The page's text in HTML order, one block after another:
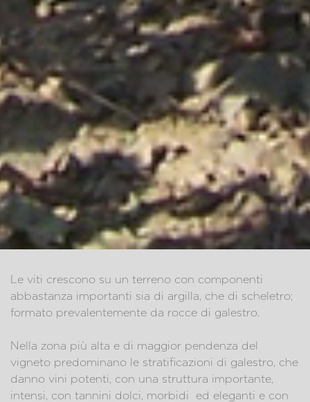
Le viti crescono su un terreno con componenti
abbastanza importanti sia di argilla, che di scheletro;
formato prevalentemente da rocce di galestro.
Nella zona più alta e di maggior pendenza del
vigneto predominano le stratificazioni di galestro, che
danno vini potenti, con una struttura importante,
intensi, con tannini dolci, morbidi ed eleganti e con